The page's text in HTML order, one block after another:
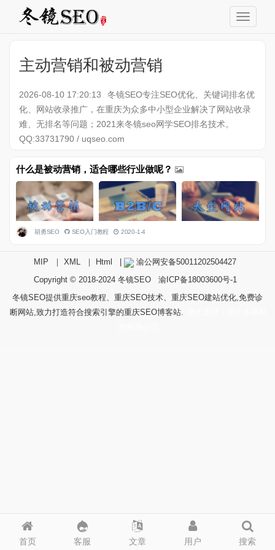
主动营销和被动营销
2026-08-10 17:20:13
冬镜SEO专注SEO优化、关键词排名优
化、网站收录推广，在重庆为众多中小型企业解决了网站收录
难、无排名等问题；2021来冬镜seo网学SEO排名技术。
QQ:33731790 / uqseo.com
什么是被动营销，适合哪些行业做呢？
胡勇SEO SEO入门教程 2020-1-4
首页 客服 文章 用户 搜索
MIP ｜ XML ｜ Html
渝公网安备50011202504427
Copyright © 2018-2024 冬镜SEO
渝ICP备18003600号-1
冬镜SEO提供重庆seo教程、重庆SEO技术、重庆SEO建站优化,免费诊
断网站,致力打造符合搜索引擎的重庆SEO博客站.